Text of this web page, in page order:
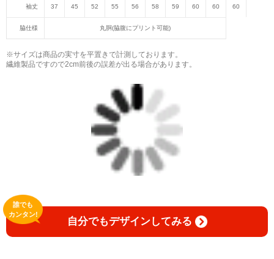
袖丈 37 45 52 55 56 58 59 60 60 60
脇仕様 丸胴(脇腹にプリント可能)
※サイズは商品の実寸を平置きで計測しております。
繊維製品ですので2cm前後の誤差が出る場合があります。
自分でもデザインしてみる
誰でも
カンタン!